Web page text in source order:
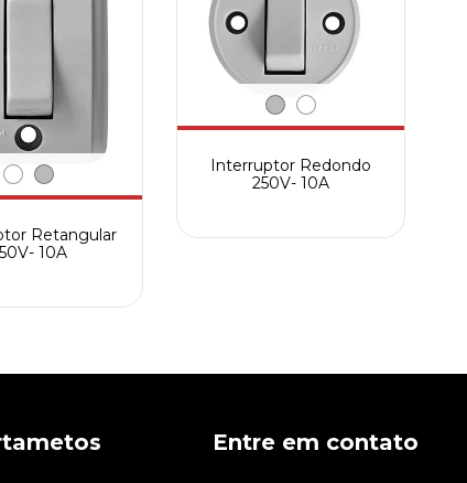
Retangular
10A
Interruptor Redondo
250V- 10A
Entre em contato